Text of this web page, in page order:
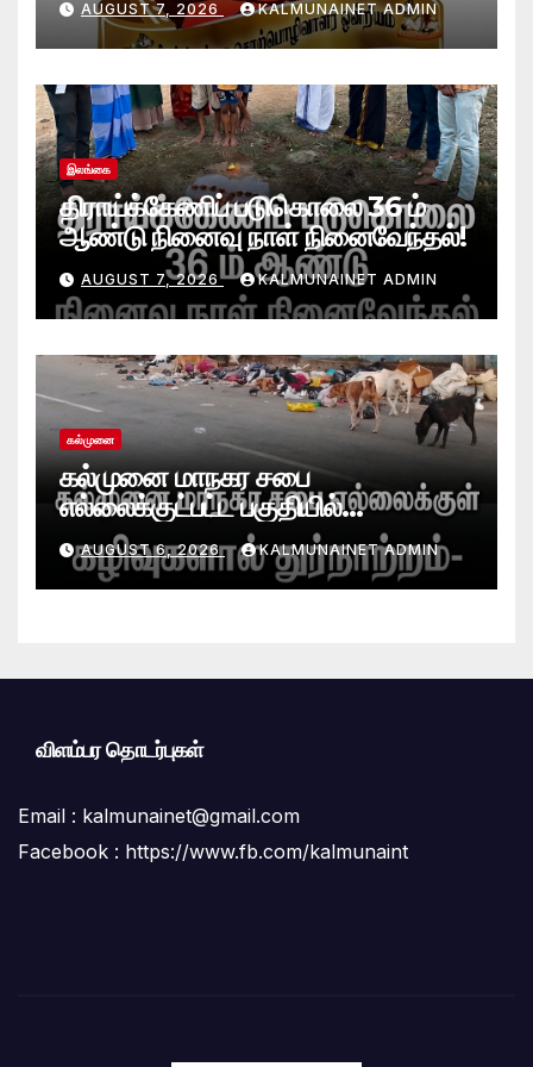
வாழ்த்துக்கள்!
AUGUST 7, 2026 KALMUNAINET ADMIN
இலங்கை
திராய்க்கேணிப் படுகொலை 36 ம்
ஆண்டு நினைவு நாள் நினைவேந்தல்!
AUGUST 7, 2026 KALMUNAINET ADMIN
கல்முனை
கல்முனை மாநகர சபை
எல்லைக்குட்பட்ட பகுதியில்
கழிவுகளால் துர்நாற்றம்- பாதசாரிகள்,
பொதுமக்கள் பெரும் அவதி ;மாநகர
சபை மற்றும் சுகாதாரப் பிரிவினர் மீது
AUGUST 6, 2026 KALMUNAINET ADMIN
விளம்பர தொடர்புகள்
Email : kalmunainet@gmail.com
Facebook : https://www.fb.com/kalmunaint